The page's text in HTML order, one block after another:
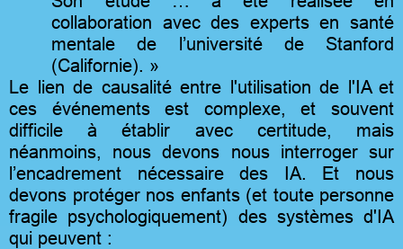
collaboration avec des experts en santé
mentale de l’université de Stanford
(Californie). »
Le lien de causalité entre l'utilisation de l'IA et
ces événements est complexe, et souvent
difficile à établir avec certitude, mais
néanmoins, nous devons nous interroger sur
l’encadrement nécessaire des IA. Et nous
devons protéger nos enfants (et toute personne
fragile psychologiquement) des systèmes d'IA
qui peuvent :